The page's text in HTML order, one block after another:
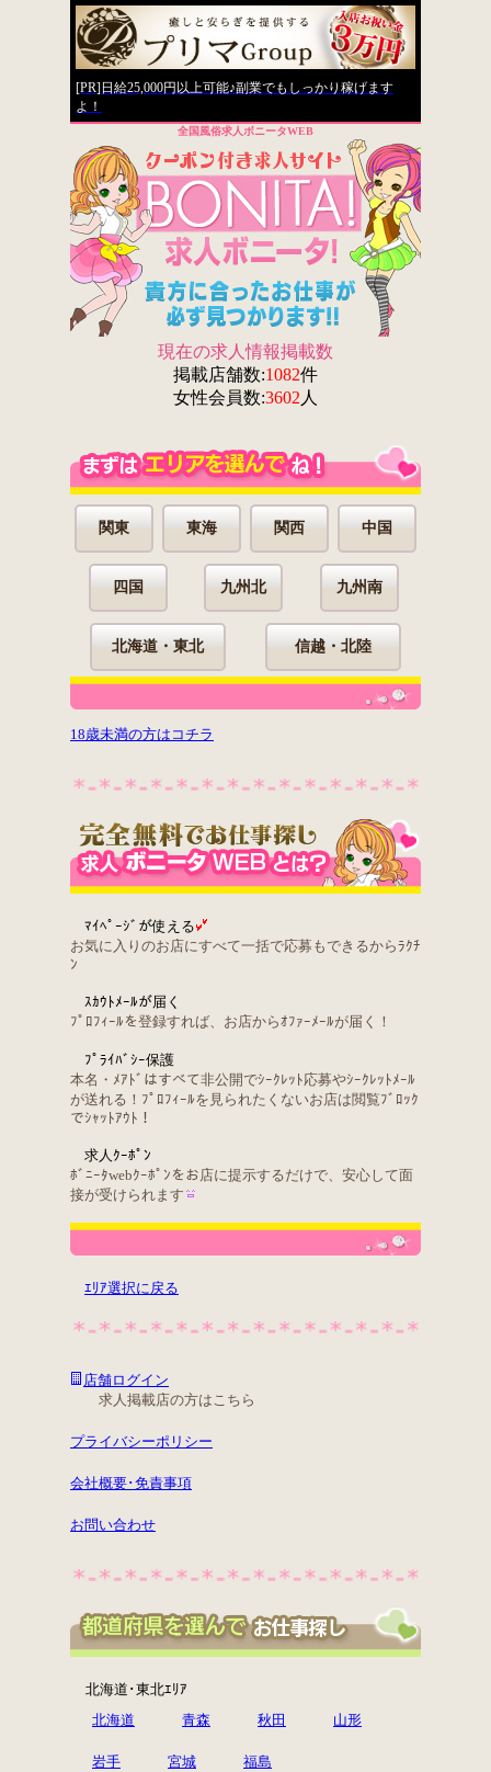
[PR]日給25,000円以上可能♪副業でもしっかり稼げます
よ！
全国風俗求人ボニータWEB
現在の求人情報掲載数
掲載店舗数:1082件
女性会員数:3602 人
関東 東海 関西 中国
四国 九州北 九州南
北海道・東北 信越・北陸
18歳未満の方はコチラ
ﾏｲﾍﾟｰｼﾞが使える
お気に入りのお店にすべて一括で応募もできるからﾗｸﾁ
ﾝ
ｽｶｳﾄﾒｰﾙが届く
ﾌﾟﾛﾌｨｰﾙを登録すれば、お店からｵﾌｧｰﾒｰﾙが届く！
ﾌﾟﾗｲﾊﾞｼｰ保護
本名・ﾒｱﾄﾞはすべて非公開でｼｰｸﾚｯﾄ応募やｼｰｸﾚｯﾄﾒｰﾙ
が送れる！ﾌﾟﾛﾌｨｰﾙを見られたくないお店は閲覧ﾌﾞﾛｯｸ
でｼｬｯﾄｱｳﾄ！
求人ｸｰﾎﾟﾝ
ﾎﾞﾆｰﾀwebｸｰﾎﾟﾝをお店に提示するだけで、安心して面
接が受けられます
ｴﾘｱ選択に戻る
店舗ログイン
求人掲載店の方はこちら
プライバシーポリシー
会社概要･免責事項
お問い合わせ
北海道･東北ｴﾘｱ
北海道
青森 秋田 山形
岩手 宮城 福島